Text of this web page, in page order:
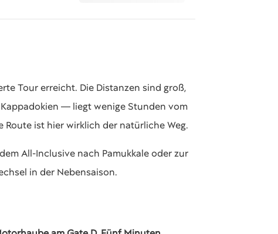
Tour erreicht. Die Distanzen sind groß,
— liegt wenige Stunden vom
ist hier wirklich der natürliche Weg.
All-Inclusive nach Pamukkale oder zur
in der Nebensaison.